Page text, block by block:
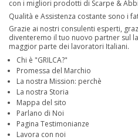
con i migliori prodotti di Scarpe &
Qualità e Assistenza costante sono i
Grazie ai nostri consulenti esperti,
diventeremo il tuo nuovo partner sul
maggior parte dei lavoratori Italiani.
Chi è "GRILCA?"
Promessa del Marchio
La nostra Mission: perchè
La nostra Storia
Mappa del sito
Parlano di Noi
Pagina Testimonianze
Lavora con noi